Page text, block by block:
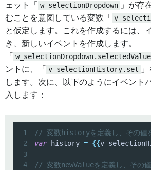
ェット「
w_selectionDropdown 」が存
むことを意図している変数「
と仮定します。これを作成するには、
き、新しいイベントを作成します。
「
ントに、「
v_selectionHistory.set
します。次に、以下のようにイベント
入します：
1
// 変数historyを定義し、その
2
var history = {{
3
4
// 変数newValueを定義し、そ